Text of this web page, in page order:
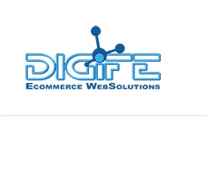
основному
содержанию